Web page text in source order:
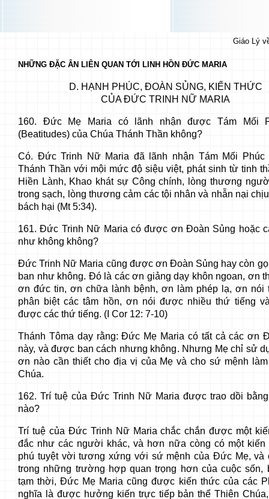
Giáo Lý
NHỮNG ĐẶC ÂN LIÊN QUAN TỚI LINH HỒN ĐỨC MARIA
D. HẠNH PHÚC, ĐOÀN SỦNG, KIẾN THỨC
CỦA ĐỨC TRINH NỮ MARIA
160. Đức Mẹ Maria có lãnh nhận được Tám Mối
(Beatitudes) của Chúa Thánh Thần không?
Có. Đức Trinh Nữ Maria đã lãnh nhận Tám Mối Phúc
Thánh Thần với mội mức độ siệu việt, phát sinh từ tinh
Hiền Lành, Khao khát sự Công chính, lòng thương
trong sạch, lòng thương cảm các tội nhân và nhẫn nại
bách hại (Mt 5:34).
161. Đức Trinh Nữ Maria có được ơn Đoàn Sủng hoặc
như không không?
Đức Trinh Nữ Maria cũng được ơn Đoàn Sủng hay còn
ban như không. Đó là các ơn giảng dạy khôn ngoan, ơn
ơn đức tin, ơn chữa lành bệnh, ơn làm phép lạ, ơn nói
phân biệt các tâm hồn, ơn nói được nhiều thứ tiếng
được các thứ tiếng. (I Cor 12: 7-10)
Thánh Tôma dạy rằng: Đức Mẹ Maria có tất cả các ơn
này, và được ban cách nhưng không. Nhưng Mẹ chỉ sử
ơn nào cần thiết cho địa vị của Mẹ và cho sứ mệnh
Chúa.
162. Trí tuệ của Đức Trinh Nữ Maria được trao dồi
nào?
Trí tuệ của Đức Trinh Nữ Maria chắc chắn được một
đắc như các người khác, và hơn nữa còng có một kiến
phú tuyệt vời tương xứng với sứ mệnh của Đức Mẹ, và
trong những trường hợp quan trọng hơn của cuộc sốn,
tạm thời, Đức Mẹ Maria cũng được kiến thức của các
nghĩa là được hưởng kiến trực tiếp bản thể Thiên